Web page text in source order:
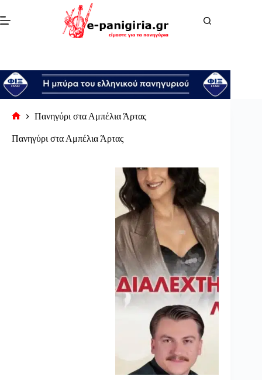
στο
περιεχόμενο
σελίδα
Πανηγύρι στα Αμπέλια Άρτας
Πανηγύρι στα Αμπέλια Άρτας